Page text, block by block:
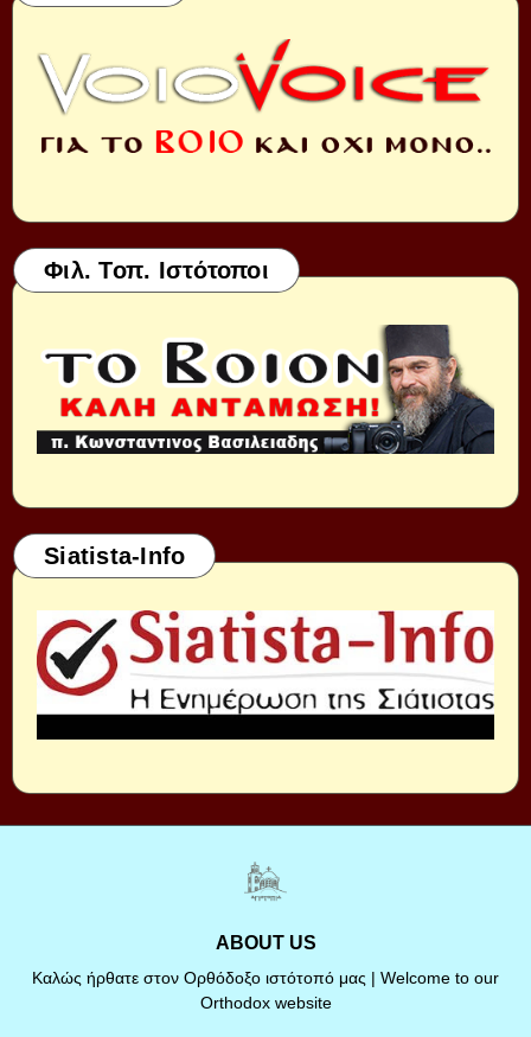
Φιλ. Τοπ. Ιστότοποι
Siatista-Info
ABOUT US
Καλώς ήρθατε στον Ορθόδοξο ιστότοπό μας | Welcome to our
Orthodox website